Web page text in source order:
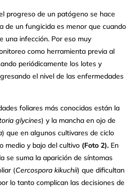
progreso de un patógeno se hace
de un fungicida es menor que cuando
una infección. Por eso muy
como herramienta previa al
periódicamente los lotes y
el nivel de las enfermedades
foliares más conocidas están la
glycines) y la mancha en ojo de
) que en algunos cultivares de ciclo
medio y bajo del cultivo (Foto 2). En
se suma la aparición de síntomas
(Cercospora kikuchii) que dificultan
lo tanto complican las decisiones de